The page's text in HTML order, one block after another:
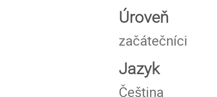
Úroveň
začátečníci
Jazyk
Čeština